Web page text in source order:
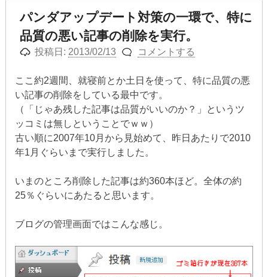
パンダアップデート対策の一環で、特に
品質の悪い記事の削除を実行。
投稿日: 2013/02/13 コメントする
ここ約2週間、就寝前とか土日を使って、特に品質の悪
い記事の削除をしている最中です。
（「じゃあ残した記事は品質がいいのか？」というツ
ッコミは無しということでｗｗ）
古い順に2007年10月から見始めて、昨日あたりで2010
年1月ぐらいまで実行しました。
いまのところ削除した記事は約360本ほど。全体の約
25％ぐらいにあたると思います。
ブログの管理画面ではこんな感じ。